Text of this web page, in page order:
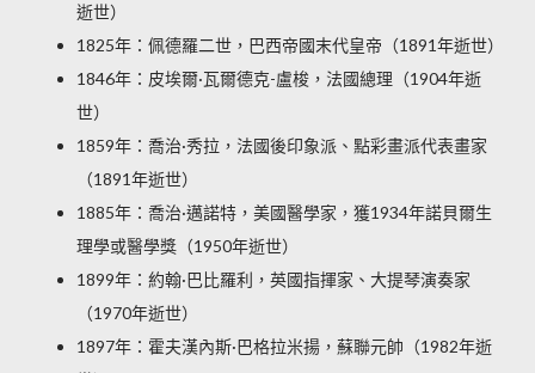
逝世）
1825年：佩德羅二世，巴西帝國末代皇帝（1891年逝世）
1846年：皮埃爾·瓦爾德克-盧梭，法國總理（1904年逝
世）
1859年：喬治·秀拉，法國後印象派、點彩畫派代表畫家
（1891年逝世）
1885年：喬治·邁諾特，美國醫學家，獲1934年諾貝爾生
理學或醫學獎（1950年逝世）
1899年：約翰·巴比羅利，英國指揮家、大提琴演奏家
（1970年逝世）
1897年：霍夫漢內斯·巴格拉米揚，蘇聯元帥（1982年逝